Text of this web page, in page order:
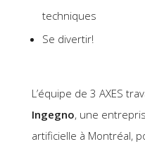
techniques
Se divertir!
L’équipe de 3 AXES
Ingegno, une
artificielle à Montréal,